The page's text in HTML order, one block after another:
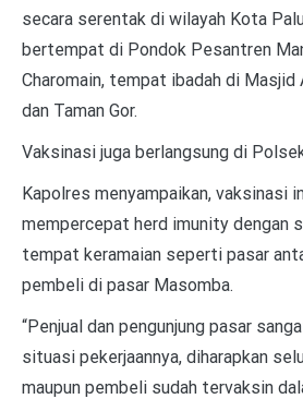
secara serentak di wilayah Kota
bertempat di Pondok Pesantren
Charomain, tempat ibadah di Masjid
dan Taman Gor.
Vaksinasi juga berlangsung di
Kapolres menyampaikan, vaksinasi
mempercepat herd imunity dengan
tempat keramaian seperti pasar
pembeli di pasar Masomba.
“Penjual dan pengunjung pasar
situasi pekerjaannya, diharapkan
maupun pembeli sudah tervaksin